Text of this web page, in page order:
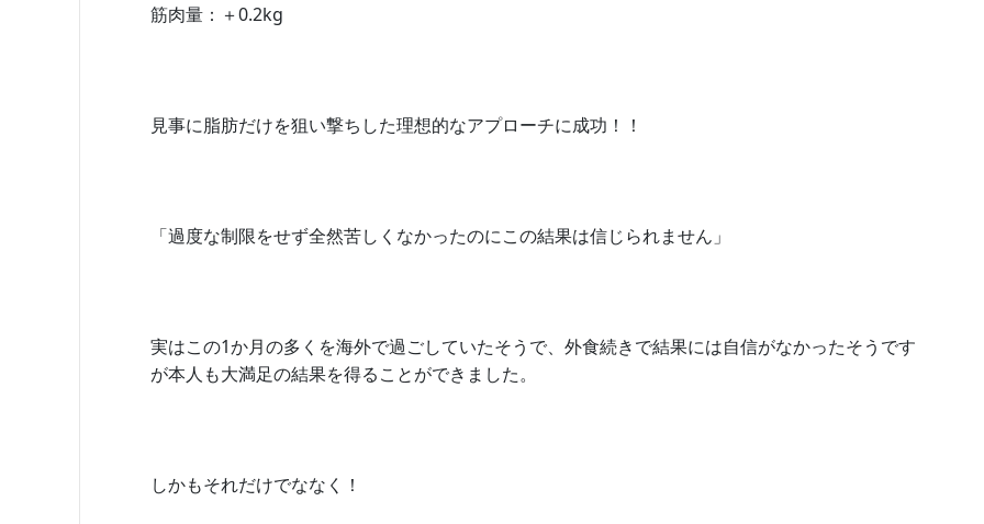
筋肉量：＋0.2kg
見事に脂肪だけを狙い撃ちした理想的なアプローチに成功！！
「過度な制限をせず全然苦しくなかったのにこの結果は信じられません」
実はこの1か月の多くを海外で過ごしていたそうで、外食続きで結果には自信がなかったそうです
が本人も大満足の結果を得ることができました。
しかもそれだけでななく！